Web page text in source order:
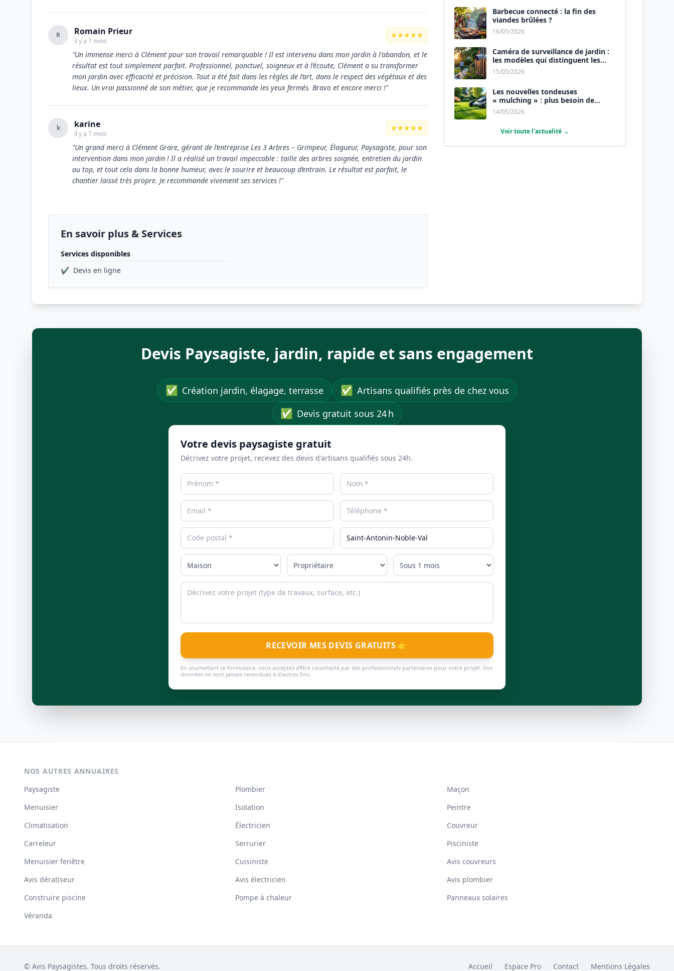
R Romain Prieur
il y a 7 mois
★★★★★
"Un immense merci à Clément pour son travail remarquable ! Il est intervenu dans mon jardin à l'abandon, et le
résultat est tout simplement parfait. Professionnel, ponctuel, soigneux et à l’écoute, Clément a su transformer
mon jardin avec efficacité et précision. Tout a été fait dans les règles de l’art, dans le respect des végétaux et des
lieux. Un vrai passionné de son métier, que je recommande les yeux fermés. Bravo et encore merci !"
k karine
il y a 7 mois
★★★★★
"Un grand merci à Clément Grare, gérant de l’entreprise Les 3 Arbres – Grimpeur, Élagueur, Paysagiste, pour son
intervention dans mon jardin ! Il a réalisé un travail impeccable : taille des arbres soignée, entretien du jardin
au top, et tout cela dans la bonne humeur, avec le sourire et beaucoup d’entrain. Le résultat est parfait, le
chantier laissé très propre. Je recommande vivement ses services !"
En savoir plus & Services
Services disponibles
✔ Devis en ligne
Barbecue connecté : la fin des
viandes brûlées ?
16/05/2026
Caméra de surveillance de jardin :
les modèles qui distinguent les
humains des animaux.
15/05/2026
Les nouvelles tondeuses
« mulching » : plus besoin de
ramasser l’herbe.
14/05/2026
Voir toute l'actualité →
Devis Paysagiste, jardin, rapide et sans engagement
✅ Création jardin, élagage, terrasse ✅ Artisans qualifiés près de chez vous
✅ Devis gratuit sous 24 h
Votre devis paysagiste gratuit
Décrivez votre projet, recevez des devis d'artisans qualifiés sous 24h.
RECEVOIR MES DEVIS GRATUITS 👉
En soumettant ce formulaire, vous acceptez d'être recontacté par des professionnels partenaires pour votre projet. Vos
données ne sont jamais revendues à d'autres fins.
NOS AUTRES ANNUAIRES
Paysagiste
Plombier
Maçon
Menuisier
Isolation
Peintre
Climatisation
Électricien
Couvreur
Carreleur
Serrurier
Pisciniste
Menuisier fenêtre
Cuisiniste
Avis couvreurs
Avis dératiseur
Avis électricien
Avis plombier
Construire piscine
Pompe à chaleur
Panneaux solaires
Véranda
© Avis Paysagistes. Tous droits réservés. Accueil Espace Pro Contact Mentions Légales